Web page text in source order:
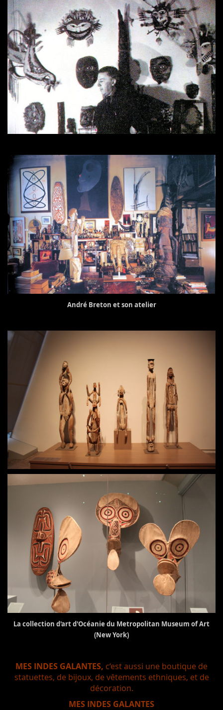
André Breton et son atelier
La collection d'art d'Océanie du Metropolitan Museum of Art
(New York)
MES INDES GALANTES, c‘est aussi une boutique de
statuettes, de bijoux, de vêtements ethniques, et de
décoration.
MES INDES GALANTES